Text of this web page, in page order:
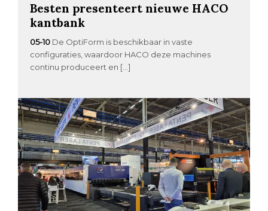
Besten presenteert nieuwe HACO
kantbank
05-10 De OptiForm is beschikbaar in vaste
configuraties, waardoor HACO deze machines
continu produceert en […]